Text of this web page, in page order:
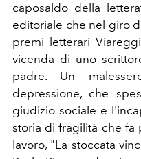
caposaldo della
editoriale che nel giro
premi letterari
vicenda di uno
padre. Un
depressione, che
giudizio sociale e
storia di fragilità che fa
lavoro, "La stoccata